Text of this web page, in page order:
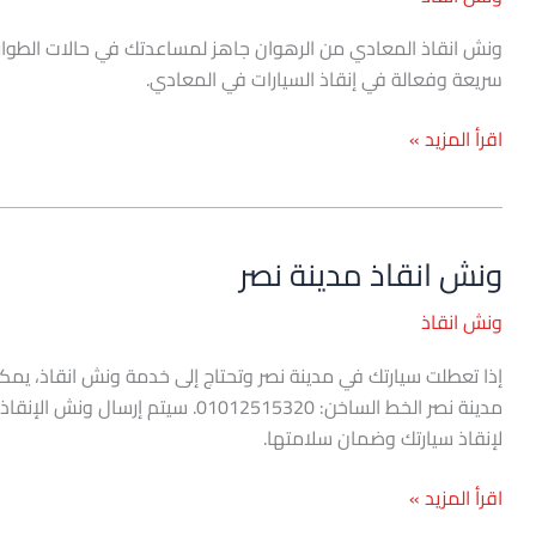
سريعة وفعالة في إنقاذ السيارات في المعادي.
اقرأ المزيد »
ونش انقاذ مدينة نصر
ونش انقاذ
إذا تعطلت سيارتك في مدينة نصر وتحتاج إلى خدمة ونش انقاذ،
مدينة نصر الخط الساخن:
لإنقاذ سيارتك وضمان سلامتها.
ونش
انقاذ
مدينة
نصر
اقرأ المزيد »